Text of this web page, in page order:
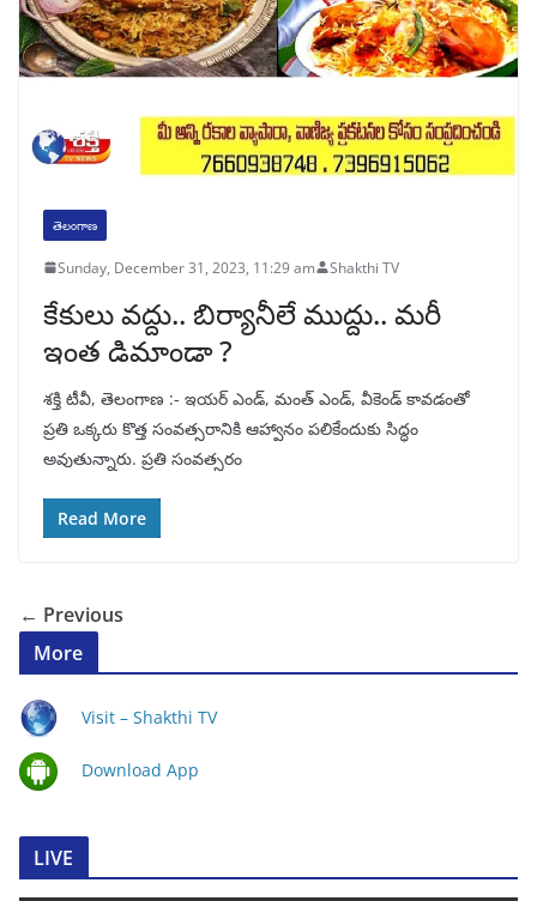
తెలంగాణ
Sunday, December 31, 2023, 11:29 am Shakthi TV
కేకులు వద్దు.. బిర్యానీలే ముద్దు.. మరీ
ఇంత డిమాండా ?
శక్తి టీవీ, తెలంగాణ :- ఇయర్ ఎండ్, మంత్ ఎండ్, వీకెండ్ కావడంతో
ప్రతి ఒక్కరు కొత్త సంవత్సరానికి ఆహ్వానం పలికేందుకు సిద్ధం
అవుతున్నారు. ప్రతి సంవత్సరం
Read More
← Previous
More
Visit – Shakthi TV
Download App
LIVE